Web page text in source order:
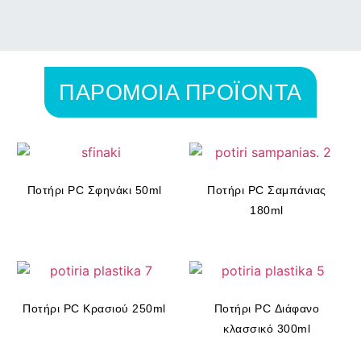
ΠΑΡΟΜΟΙΑ ΠΡΟΪΟΝΤΑ
Ποτήρι PC Σφηνάκι 50ml
Ποτήρι PC Σαμπάνιας
180ml
Ποτήρι PC Kρασιού 250ml
Ποτήρι PC Διάφανο
κλασσικό 300ml